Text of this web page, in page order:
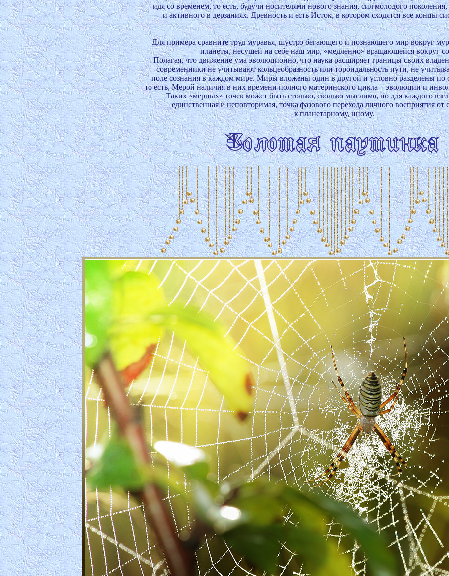
идя со временем, то есть, будучи носителями нового знания, сил молодого
и активного в дерзаниях. Древность и есть Исток, в котором сходятся все концы
Для примера сравните труд муравья, шустро бегающего и познающего мир вокруг
планеты, несущей на себе наш мир, «медленно» вращающейся вокруг
Полагая, что движение ума эволюционно, что наука расширяет границы своих
современники не учитывают кольцеобразность или тороидальность пути, не
поле сознания в каждом мире. Миры вложены один в другой и условно разделены по
то есть, Мерой наличия в них времени полного материнского цикла – эволюции и
Таких «мерных» точек может быть столько, сколько мыслимо, но для каждого
единственная и неповторимая, точка фазового перехода личного восприятия от
к планетарному, иному.